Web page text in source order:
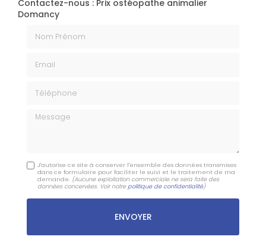
Contactez-nous : Prix ostéopathe animalier
Domancy
Message
J'autorise ce site à conserver l'ensemble des données transmises
dans ce formulaire pour faciliter le suivi et le traitement de ma
demande. (Aucune exploitation commerciale ne sera faite des
données concervées. Voir notre politique de confidentialité)